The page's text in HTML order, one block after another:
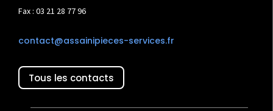
Fax : 03 21 28 77 96
contact@assainipieces-services.fr
Tous les contacts